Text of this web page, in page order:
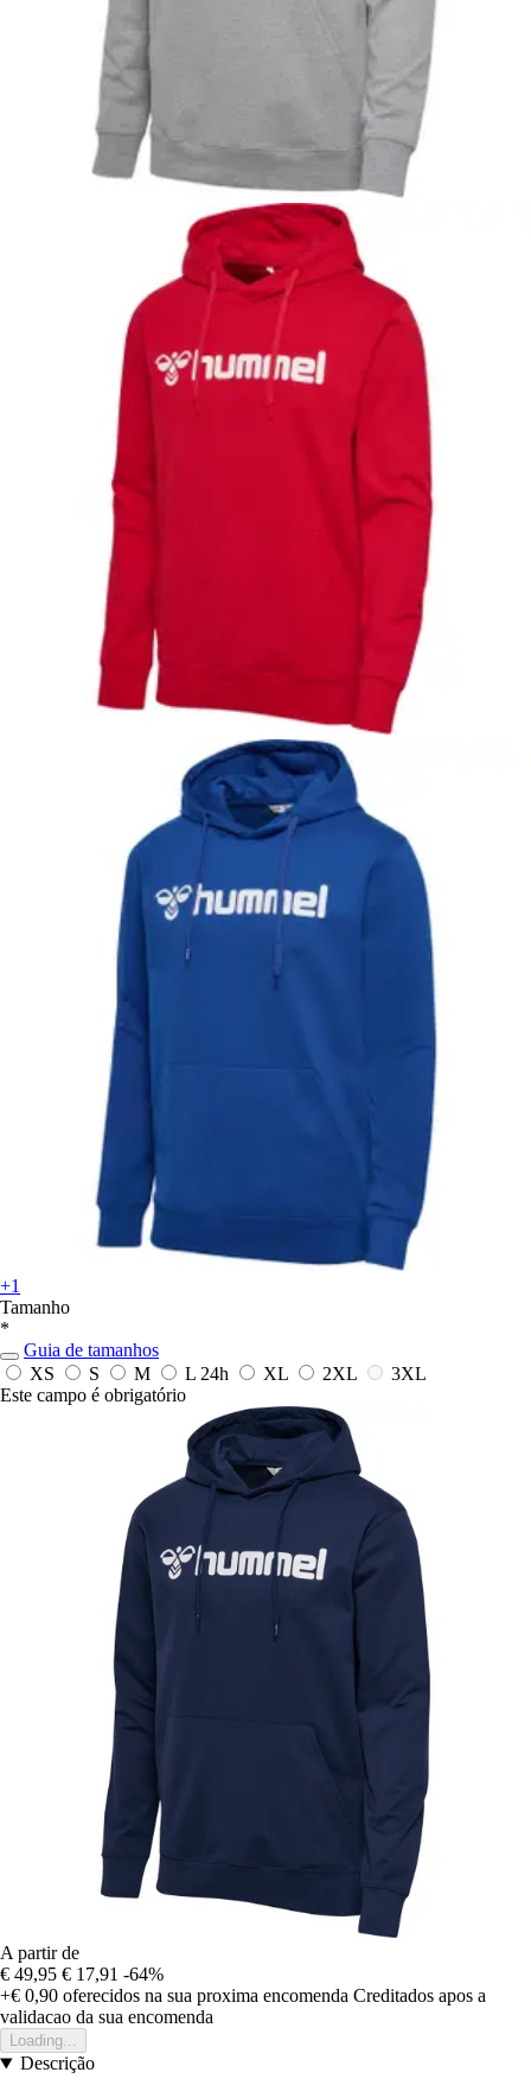
+1
Tamanho
*
Guia de tamanhos
XS
S M L 24h XL 2XL
3XL
Este campo é obrigatório
A partir de
€ 49,95 € 17,91 -64%
+€ 0,90 oferecidos na sua proxima encomenda Creditados apos a
validacao da sua encomenda
Loading...
Descrição